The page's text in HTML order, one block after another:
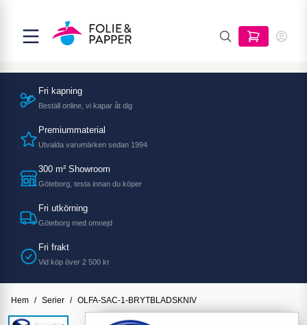
Fri kapning
Beställ online, vi kapar åt dig
Premiummaterial
Utvalda varumärken sedan 1994
300 m² Showroom
Göteborg, testa innan du köper
Fri utkörning
Göteborg med omnejd
Fri frakt
Vid köp över 2 500 kr
Hem / Serier / OLFA-SAC-1-BRYTBLADSKNIV